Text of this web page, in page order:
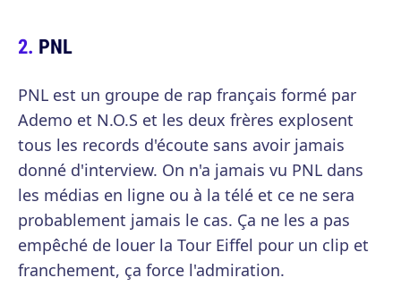
PNL
PNL est un groupe de rap français formé par
Ademo et N.O.S et les deux frères explosent
tous les records d'écoute sans avoir jamais
donné d'interview. On n'a jamais vu PNL dans
les médias en ligne ou à la télé et ce ne sera
probablement jamais le cas. Ça ne les a pas
empêché de louer la Tour Eiffel pour un clip et
franchement, ça force l'admiration.